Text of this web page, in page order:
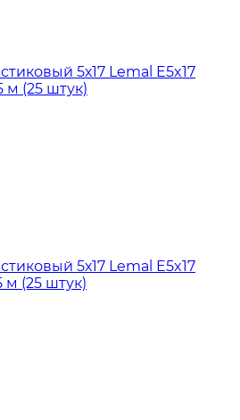
5х17 Lemal E5x17
м (25 штук)
5х17 Lemal E5x17
м (25 штук)